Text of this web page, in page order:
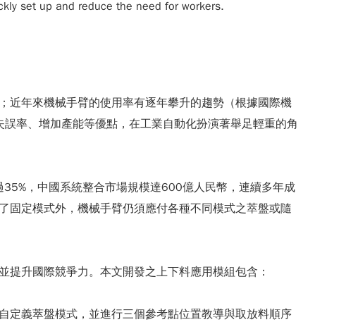
set up and reduce the need for workers.
近年來機械手臂的使用率有逐年攀升的趨勢（根據國際機
率、增加產能等優點，在工業自動化扮演著舉足輕重的角
，中國系統整合市場規模達600億人民幣，連續多年成
固定模式外，機械手臂仍須應付各種不同模式之萃盤或隨
升國際競爭力。本文開發之上下料應用模組包含：
定義萃盤模式，並進行三個參考點位置教導與取放料順序